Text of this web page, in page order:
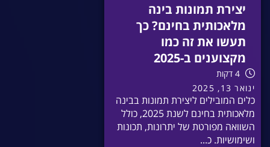
יצירת תמונות בינה
מלאכותית בחינם? כך
תעשו את זה כמו
מקצוענים ב-2025
4 דקות
ינואר 13, 2025
כלים המובילים ליצירת תמונות בבינה
מלאכותית בחינם לשנת 2025, כולל
השוואה מפורטת של יתרונות, תכונות
ושימושיות. כ...